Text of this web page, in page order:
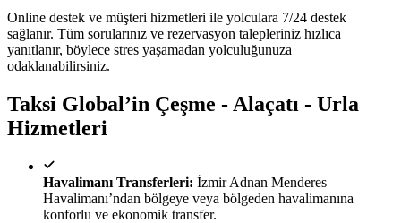
Online destek ve müşteri hizmetleri ile yolculara 7/24 destek
sağlanır. Tüm sorularınız ve rezervasyon talepleriniz hızlıca
yanıtlanır, böylece stres yaşamadan yolculuğunuza
odaklanabilirsiniz.
Taksi Global’in Çeşme - Alaçatı - Urla
Hizmetleri
Havalimanı Transferleri: İzmir Adnan Menderes
Havalimanı’ndan bölgeye veya bölgeden havalimanına
konforlu ve ekonomik transfer.